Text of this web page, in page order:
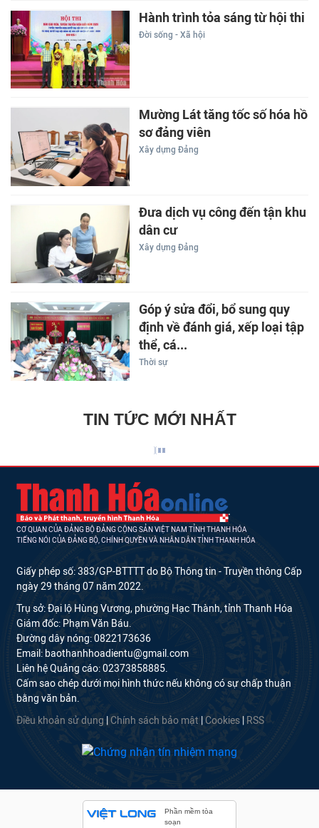
Hành trình tỏa sáng từ hội thi
Đời sống - Xã hội
Mường Lát tăng tốc số hóa hồ
sơ đảng viên
Xây dựng Đảng
Đưa dịch vụ công đến tận khu
dân cư
Xây dựng Đảng
Góp ý sửa đổi, bổ sung quy
định về đánh giá, xếp loại tập
thể, cá...
Thời sự
TIN TỨC MỚI NHẤT
CƠ QUAN CỦA ĐẢNG BỘ ĐẢNG CỘNG SẢN VIỆT NAM TỈNH THANH HÓA
TIẾNG NÓI CỦA ĐẢNG BỘ, CHÍNH QUYỀN VÀ NHÂN DÂN TỈNH THANH HÓA
Giấy phép số: 383/GP-BTTTT do Bộ Thông tin - Truyền thông Cấp
ngày 29 tháng 07 năm 2022.
Trụ sở: Đại lộ Hùng Vương, phường Hạc Thành, tỉnh Thanh Hóa
Giám đốc: Phạm Văn Báu.
Đường dây nóng: 0822173636
Email: baothanhhoadientu@gmail.com
Liên hệ Quảng cáo: 02373858885.
Cấm sao chép dưới mọi hình thức nếu không có sự chấp thuận
bằng văn bản.
Điều khoản sử dụng Chính sách bảo mật Cookies RSS
Phần mềm tòa
soạn